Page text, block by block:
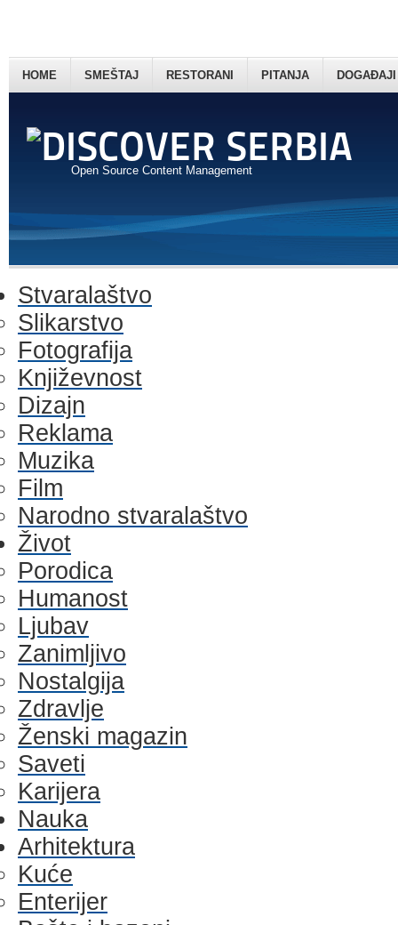
Open Source Content Management
HOME SMEŠTAJ RESTORANI PITANJA DOGAĐAJI
Stvaralaštvo
Slikarstvo
Fotografija
Književnost
Dizajn
Reklama
Muzika
Film
Narodno stvaralaštvo
Život
Porodica
Humanost
Ljubav
Zanimljivo
Nostalgija
Zdravlje
Ženski magazin
Saveti
Karijera
Nauka
Arhitektura
Kuće
Enterijer